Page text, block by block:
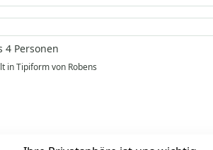
4 Personen
in Tipiform von Robens